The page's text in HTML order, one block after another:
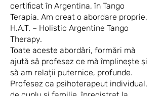
certificat în Argentina, în Tango
Terapia. Am creat o abordare proprie,
H.A.T. – Holistic Argentine Tango
Therapy.
Toate aceste abordări, formări mă
ajută să profesez ce mă împlinește și
să am relații puternice, profunde.
Profesez ca psihoterapeut individual,